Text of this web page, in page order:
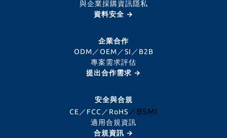
與企業採購資訊隱私
資料安全 →
企業合作
ODM／OEM／SI／B2B
專案需求評估
提出合作需求 →
安全與合規
CE／FCC／RoHS ／BSMI
適用合規資訊
合規資訊 →